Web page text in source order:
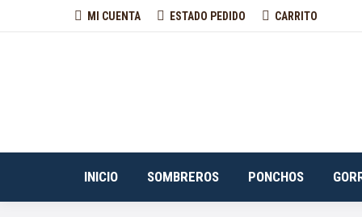
MI CUENTA ESTADO PEDIDO CARRITO
INICIO SOMBREROS PONCHOS